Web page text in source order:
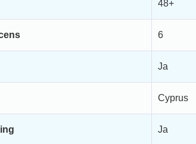
48+
6
Ja
Cyprus
Ja